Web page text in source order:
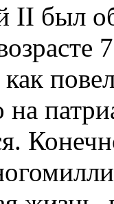
II был